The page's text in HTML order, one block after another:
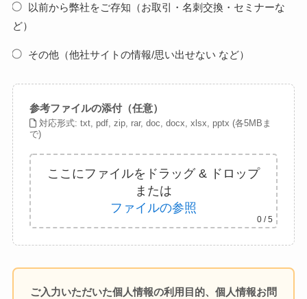
以前から弊社をご存知（お取引・名刺交換・セミナーな
ど）
その他（他社サイトの情報/思い出せない など）
参考ファイルの添付（任意）
対応形式: txt, pdf, zip, rar, doc, docx, xlsx, pptx (各5MBま
で)
ここにファイルをドラッグ & ドロップ
または
ファイルの参照
0/ 5
ご入力いただいた個人情報の利用目的、個人情報お問